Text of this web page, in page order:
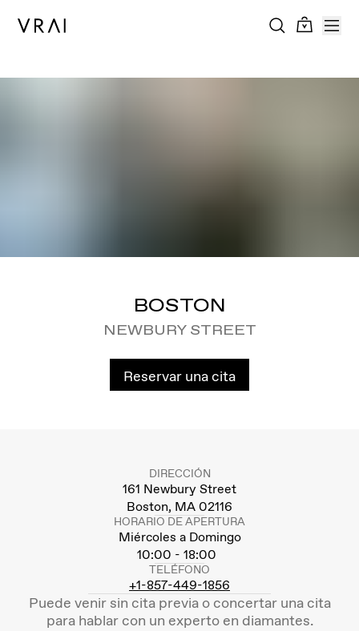
BOSTON
NEWBURY STREET
Reservar una cita
DIRECCIÓN
161 Newbury Street
Boston, MA 02116
HORARIO DE APERTURA
Miércoles a Domingo
10:00 - 18:00
TELÉFONO
+1-857-449-1856
Puede venir sin cita previa o concertar una cita
para hablar con un experto en diamantes.